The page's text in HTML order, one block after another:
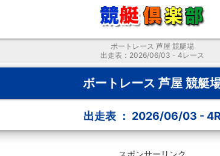
ボートレース 芦屋 競艇場
出走表：2026/06/03 - 4レース
ボートレース 芦屋 競艇
出走表 ： 2026/06/03 - 4R
スポンサーリンク